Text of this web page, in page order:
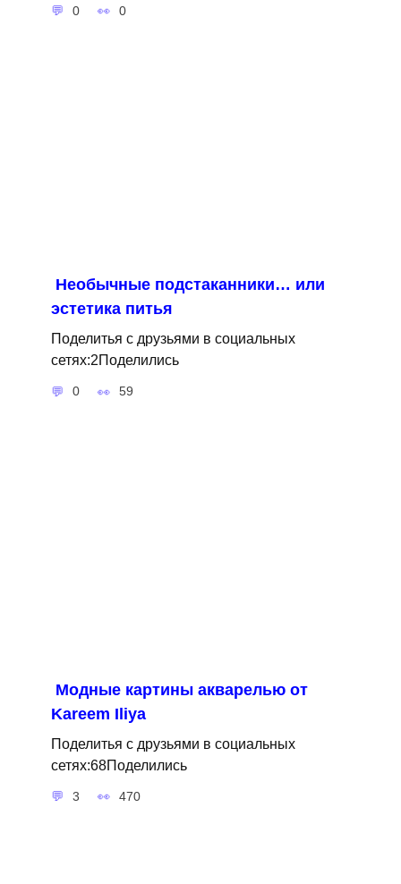
0 0
Необычные подстаканники… или
эстетика питья
Поделитья с друзьями в социальных
сетях:2Поделились
0 59
Модные картины акварелью от
Kareem Iliya
Поделитья с друзьями в социальных
сетях:68Поделились
3 470